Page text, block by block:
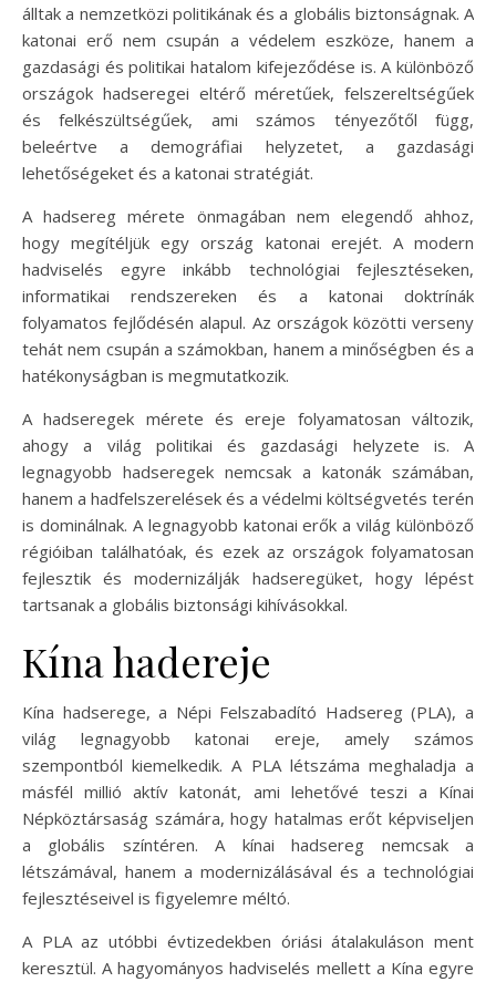
álltak a nemzetközi politikának és a globális biztonságnak. A
katonai erő nem csupán a védelem eszköze, hanem a
gazdasági és politikai hatalom kifejeződése is. A különböző
országok hadseregei eltérő méretűek, felszereltségűek
és felkészültségűek, ami számos tényezőtől függ,
beleértve a demográfiai helyzetet, a gazdasági
lehetőségeket és a katonai stratégiát.
A hadsereg mérete önmagában nem elegendő ahhoz,
hogy megítéljük egy ország katonai erejét. A modern
hadviselés egyre inkább technológiai fejlesztéseken,
informatikai rendszereken és a katonai doktrínák
folyamatos fejlődésén alapul. Az országok közötti verseny
tehát nem csupán a számokban, hanem a minőségben és a
hatékonyságban is megmutatkozik.
A hadseregek mérete és ereje folyamatosan változik,
ahogy a világ politikai és gazdasági helyzete is. A
legnagyobb hadseregek nemcsak a katonák számában,
hanem a hadfelszerelések és a védelmi költségvetés terén
is dominálnak. A legnagyobb katonai erők a világ különböző
régióiban találhatóak, és ezek az országok folyamatosan
fejlesztik és modernizálják hadseregüket, hogy lépést
tartsanak a globális biztonsági kihívásokkal.
Kína hadereje
Kína hadserege, a Népi Felszabadító Hadsereg (PLA), a
világ legnagyobb katonai ereje, amely számos
szempontból kiemelkedik. A PLA létszáma meghaladja a
másfél millió aktív katonát, ami lehetővé teszi a Kínai
Népköztársaság számára, hogy hatalmas erőt képviseljen
a globális színtéren. A kínai hadsereg nemcsak a
létszámával, hanem a modernizálásával és a technológiai
fejlesztéseivel is figyelemre méltó.
A PLA az utóbbi évtizedekben óriási átalakuláson ment
keresztül. A hagyományos hadviselés mellett a Kína egyre